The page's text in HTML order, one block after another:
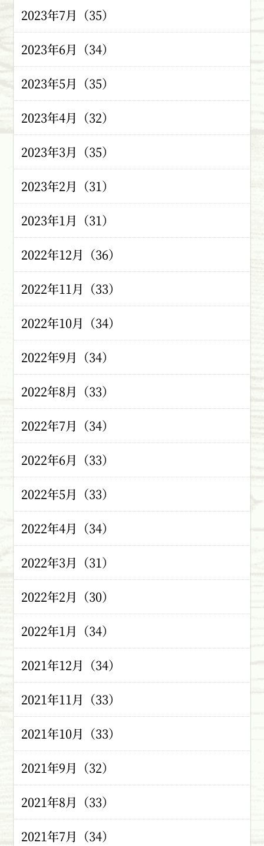
2023年7月（35）
2023年6月（34）
2023年5月（35）
2023年4月（32）
2023年3月（35）
2023年2月（31）
2023年1月（31）
2022年12月（36）
2022年11月（33）
2022年10月（34）
2022年9月（34）
2022年8月（33）
2022年7月（34）
2022年6月（33）
2022年5月（33）
2022年4月（34）
2022年3月（31）
2022年2月（30）
2022年1月（34）
2021年12月（34）
2021年11月（33）
2021年10月（33）
2021年9月（32）
2021年8月（33）
2021年7月（34）